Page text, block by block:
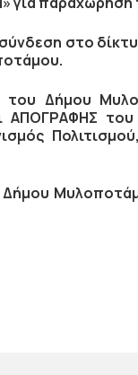
στο
Δήμου
ΑΠΟΓΡΑΦΗΣ